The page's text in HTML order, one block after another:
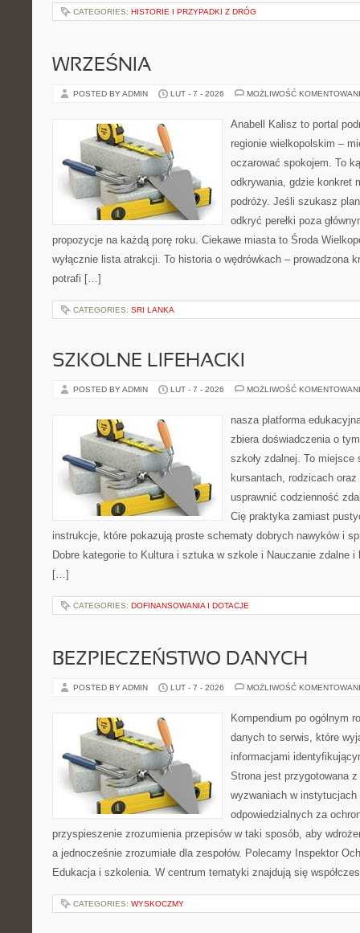
CATEGORIES: HISTORIE I PRZYPADKI Z DRÓG
WRZEŚNIA
POSTED BY ADMIN LUT - 7 - 2026 MOŻLIWOŚĆ
Anabell Kalisz to portal
regionie wielkopolskim –
oczarować spokojem. To
odkrywania, gdzie konkret
podróży. Jeśli szukasz
odkryć perełki poza
propozycje na każdą porę roku. Ciekawe miasta to Środa
wyłącznie lista atrakcji. To historia o wędrówkach – prowadzona
potrafi […]
CATEGORIES: SRI LANKA
SZKOLNE LIFEHACKI
POSTED BY ADMIN LUT - 7 - 2026 MOŻLIWOŚĆ
nasza platforma
zbiera doświadczenia o
szkoły zdalnej. To
kursantach, rodzicach
usprawnić codzienność
Cię praktyka zamiast
instrukcje, które pokazują proste schematy dobrych nawyków i
Dobre kategorie to Kultura i sztuka w szkole i Nauczanie zdalne
[…]
CATEGORIES: DOFINANSOWANIA I DOTACJE
BEZPIECZEŃSTWO DANYCH
POSTED BY ADMIN LUT - 7 - 2026 MOŻLIWOŚĆ
Kompendium po ogólnym
danych to serwis, które
informacjami
Strona jest przygotowana
wyzwaniach w instytucjach
odpowiedzialnych za
przyspieszenie zrozumienia przepisów w taki sposób, aby
a jednocześnie zrozumiałe dla zespołów. Polecamy Inspektor
Edukacja i szkolenia. W centrum tematyki znajdują się
CATEGORIES: WYSKOCZMY